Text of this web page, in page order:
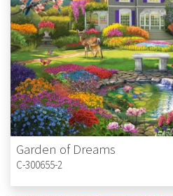
Garden of Dreams
C-300655-2